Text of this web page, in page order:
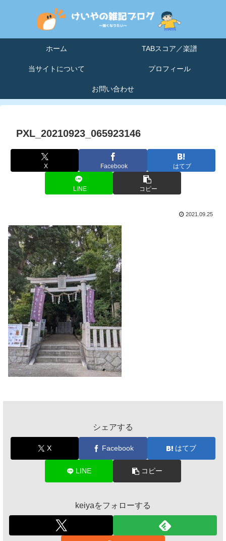
ホーム TABスコア／楽譜
当サイトについて プロフィール
お問い合わせ
PXL_20210923_065923146
X Facebook はてブ
LINE コピー
2021.09.25
シェアする
X Facebook はてブ
LINE コピー
keiyaをフォローする